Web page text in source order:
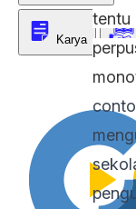
tentu
Karya